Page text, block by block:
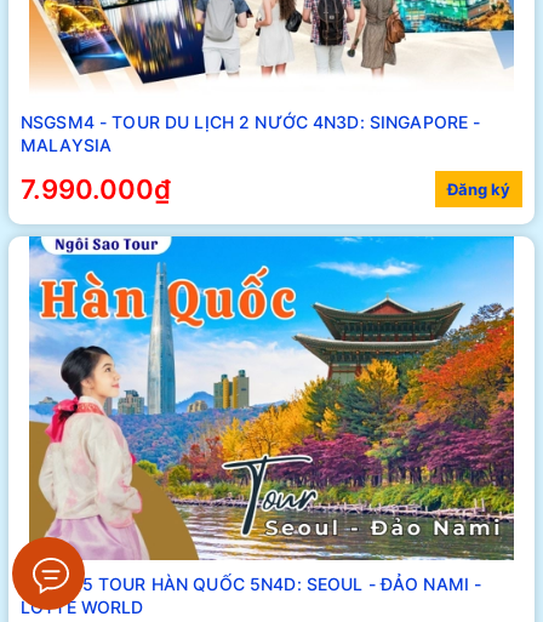
NSGSM4 - TOUR DU LỊCH 2 NƯỚC 4N3D: SINGAPORE -
MALAYSIA
7.990.000₫ Đăng ký
ĐVTHQ5 TOUR HÀN QUỐC 5N4D: SEOUL - ĐẢO NAMI -
LOTTE WORLD